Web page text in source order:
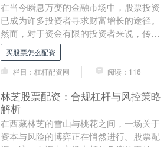
在当今瞬息万变的金融市场中，股票投资
已成为许多投资者寻求财富增长的途径。
然而，对于资金有限的投资者来说，传统
的股票投资方式往往难以满足他们的需
求。此时买股票怎么....
买股票怎么配资
栏目：杠杆配资网
阅读：116
林芝股票配资：合规杠杆与风控策略
解析
在西藏林芝的雪山与桃花之间，一场关于
资本与风险的博弈正在悄然进行。股票配